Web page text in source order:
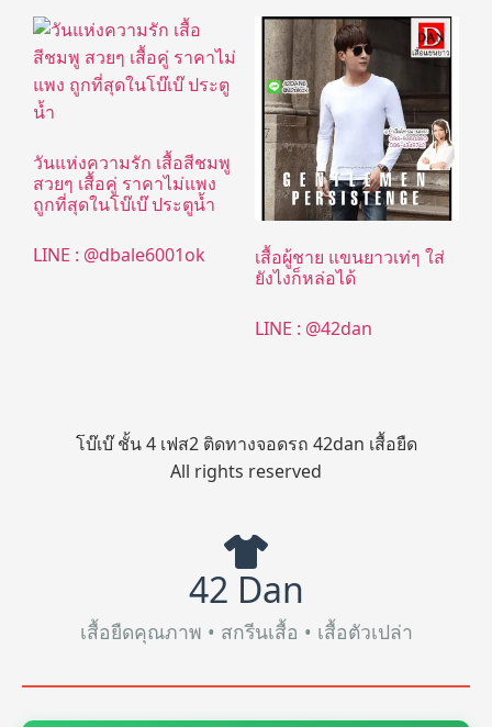
วันแห่งความรัก เสื้อสีชมพู
สวยๆ เสื้อคู่ ราคาไม่แพง
ถูกที่สุดในโบ๊เบ๊ ประตูน้ำ
LINE : @dbale6001ok
เสื้อผู้ชาย แขนยาวเท่ๆ ใส่
ยังไงก็หล่อได้
LINE : @42dan
โบ๊เบ๊ ชั้น 4 เฟส2 ติดทางจอดรถ 42dan เสื้อยืด
All rights reserved
42 Dan
เสื้อยืดคุณภาพ • สกรีนเสื้อ • เสื้อตัวเปล่า